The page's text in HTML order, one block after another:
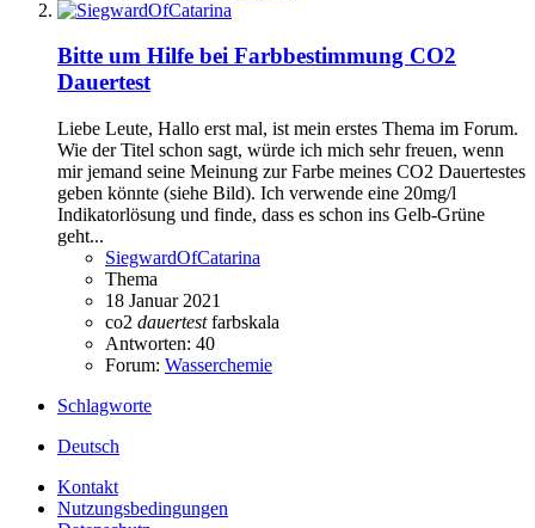
Bitte um Hilfe bei Farbbestimmung CO2
Dauertest
Liebe Leute, Hallo erst mal, ist mein erstes Thema im Forum.
Wie der Titel schon sagt, würde ich mich sehr freuen, wenn
mir jemand seine Meinung zur Farbe meines CO2 Dauertestes
geben könnte (siehe Bild). Ich verwende eine 20mg/l
Indikatorlösung und finde, dass es schon ins Gelb-Grüne
geht...
SiegwardOfCatarina
Thema
18 Januar 2021
co2 dauertest farbskala
Antworten: 40
Forum: Wasserchemie
Schlagworte
Deutsch
Kontakt
Nutzungsbedingungen